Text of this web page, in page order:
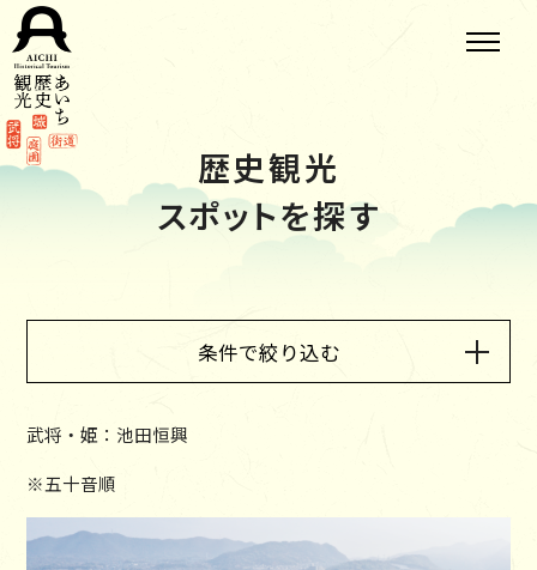
歴史観光
スポットを探す
条件で絞り込む
武将・姫：池田恒興
※五十音順